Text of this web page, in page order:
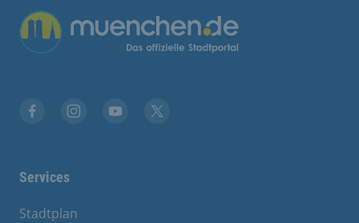
Übergreifende Links
Services
Stadtplan